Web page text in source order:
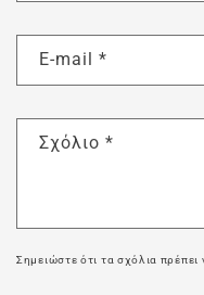
E-mail *
Σχόλιο *
Σημειώστε ότι τα σχόλια πρέπει